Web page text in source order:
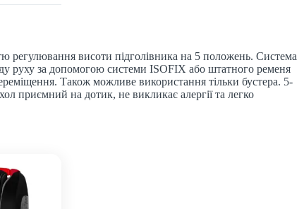
регулювання висоти підголівника на 5 положень. Система
руху за допомогою системи ISOFIX або штатного ременя
Також можливе використання тільки бустера. 5-
приємний на дотик, не викликає алергії та легко